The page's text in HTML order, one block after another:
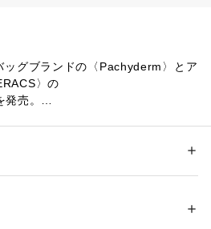
グブランドの〈Pachyderm〉とア
〉の
売。
で最高品質の革を使用したアイコン
ジ袋のイメージに相反する厚みの